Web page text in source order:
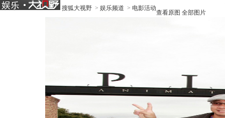
搜狐大视野 > 娱乐频道 > 电影活动
查看原图 全部图片